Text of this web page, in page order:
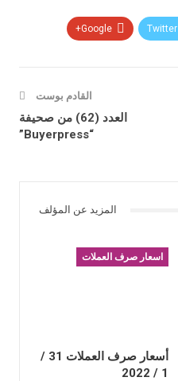
Twitter
Google+
القادم بوست
العدد (62) من صحيفة
“Buyerpress”
المزيد عن المؤلف
اسعار صرف العملات
أسعار صرف العملات 31 /
1 / 2022